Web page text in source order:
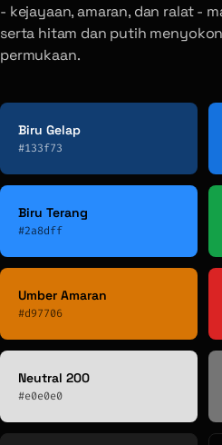
- kejayaan, amaran, dan ralat -
serta hitam dan putih
permukaan.
Biru Gelap
#133f73
Biru Terang
#2a8dff
Umber Amaran
#d97706
Neutral 200
#e0e0e0